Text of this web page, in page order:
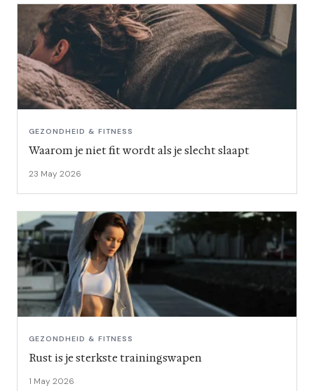
GEZONDHEID & FITNESS
Waarom je niet fit wordt als je slecht slaapt
23 May 2026
GEZONDHEID & FITNESS
Rust is je sterkste trainingswapen
1 May 2026